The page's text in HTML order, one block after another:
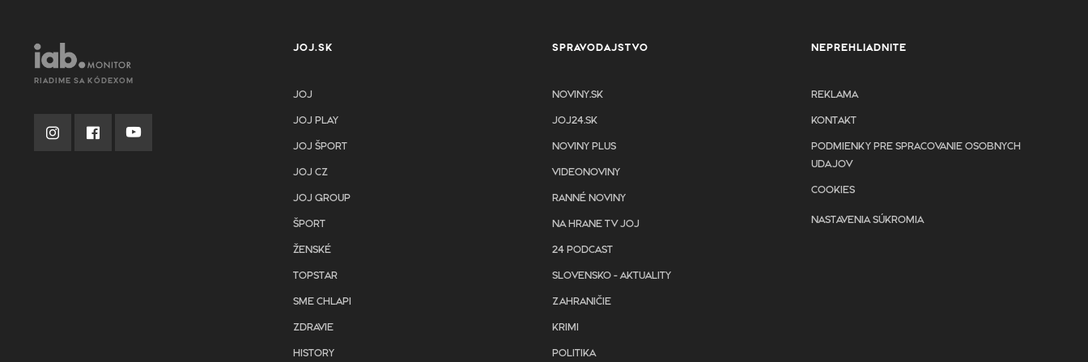
RIADIME SA KÓDEXOM
JOJ.SK
JOJ
JOJ PLAY
JOJ ŠPORT
JOJ CZ
JOJ GROUP
ŠPORT
ŽENSKÉ
TOPSTAR
SME CHLAPI
ZDRAVIE
HISTORY
SPRAVODAJSTVO
NOVINY.SK
JOJ24.SK
NOVINY PLUS
VIDEONOVINY
RANNÉ NOVINY
NA HRANE TV JOJ
24 PODCAST
SLOVENSKO - AKTUALITY
ZAHRANIČIE
KRIMI
POLITIKA
NEPREHLIADNITE
REKLAMA
KONTAKT
PODMIENKY PRE SPRACOVANIE OSOBNYCH
UDAJOV
COOKIES
NASTAVENIA SÚKROMIA